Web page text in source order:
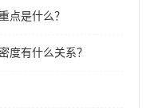
点是什么？
度有什么关系？